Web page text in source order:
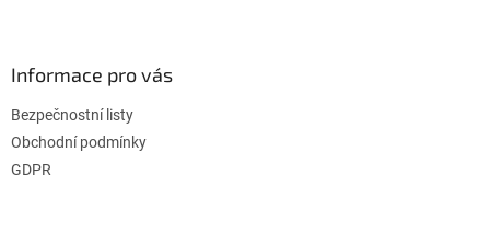
Informace pro vás
Bezpečnostní listy
Obchodní podmínky
GDPR